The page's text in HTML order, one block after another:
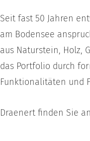
Seit fast 50 Jahren
am Bodensee
aus Naturstein, Holz,
das Portfolio durch
Funktionalitäten und
Draenert finden Sie